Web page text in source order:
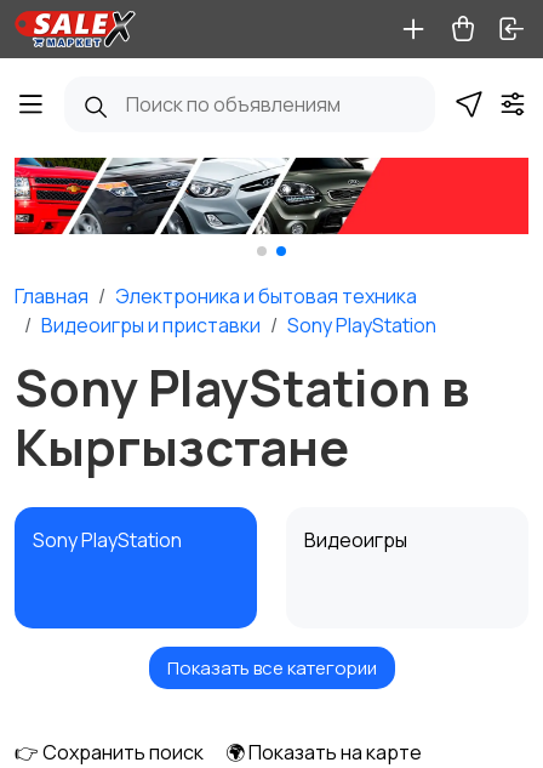
Главная
Электроника и бытовая техника
Видеоигры и приставки
Sony PlayStation
Sony PlayStation в
Кыргызстане
Sony PlayStation Видеоигры
Аксессуары для
Xbox
Показать все категории
👉 Сохранить поиск
🌍 Показать на карте